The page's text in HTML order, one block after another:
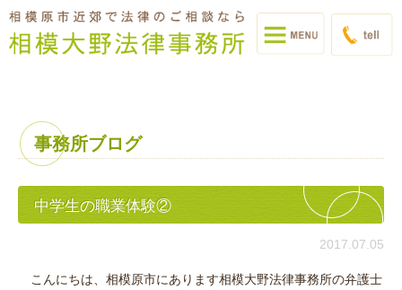
事務所ブログ
中学生の職業体験②
2017.07.05
こんにちは、相模原市にあります相模大野法律事務所の弁護士